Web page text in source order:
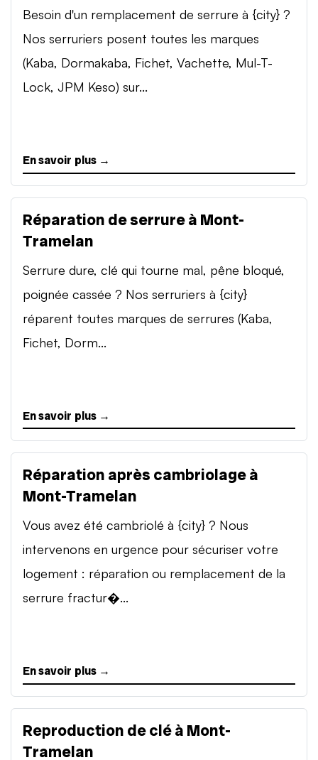
Besoin d'un remplacement de serrure à {city} ?
Nos serruriers posent toutes les marques
(Kaba, Dormakaba, Fichet, Vachette, Mul-T-
Lock, JPM Keso) sur...
En savoir plus →
Réparation de serrure à Mont-
Tramelan
Serrure dure, clé qui tourne mal, pêne bloqué,
poignée cassée ? Nos serruriers à {city}
réparent toutes marques de serrures (Kaba,
Fichet, Dorm...
En savoir plus →
Réparation après cambriolage à
Mont-Tramelan
Vous avez été cambriolé à {city} ? Nous
intervenons en urgence pour sécuriser votre
logement : réparation ou remplacement de la
serrure fractur�...
En savoir plus →
Reproduction de clé à Mont-
Tramelan